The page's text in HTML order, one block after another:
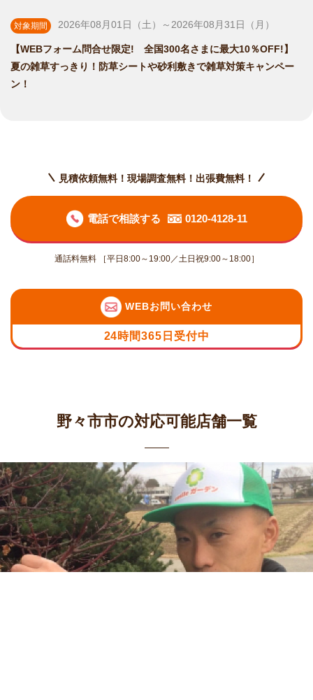
対象期間 2026年08月01日（土）～2026年08月31日（月）
【WEBフォーム問合せ限定! 全国300名さまに最大10％OFF!】
夏の雑草すっきり！防草シートや砂利敷きで雑草対策キャンペー
ン！
見積依頼無料！現場調査無料！出張費無料！
電話で相談する 0120-4128-11
通話料無料 ［平日8:00～19:00／土日祝9:00～18:00］
WEBお問い合わせ
24時間365日受付中
野々市市の対応可能店舗一覧